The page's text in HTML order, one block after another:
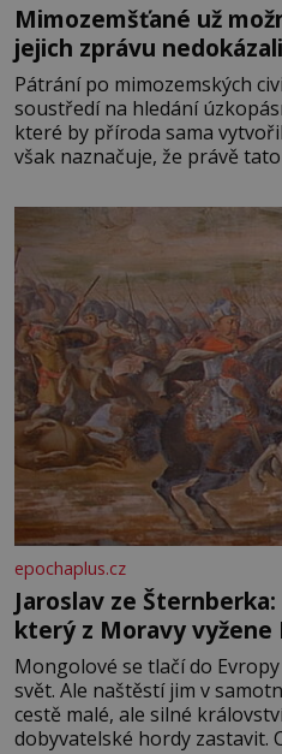
Mimozemšťané už
jejich zprávu
Pátrání po mimozemských
soustředí na hledání
které by příroda sama
však naznačuje, že právě
epochaplus.cz
Jaroslav ze
který z Moravy vyžene
Mongolové se tlačí do
svět. Ale naštěstí jim v
cestě malé, ale silné
dobyvatelské hordy zastavit.